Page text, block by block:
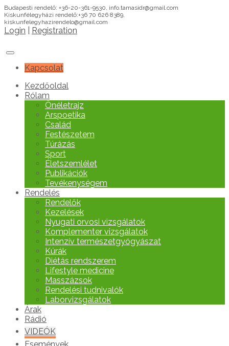
Budapesti rendelő: +36-20-361-9530, info.tamasidr@gmail.com
Kiskunfélegyházi rendelő:+36 70 626 8389,
kiskunfelegyhazirendelo@gmail.com
Login Registration
Kapcsolat
Kezdőoldal
Rólam
Önéletrajz
Arspoetika
Család
Festészetem
Túrázás
Sport
Életszemlélet
Publikációk
Tevékenységem
Rendelés
Rendelők
Kezelések
Nyugati orvosi vizsgálatok
Komplementer vizsgálatok
Intenzív természetgyógyászat
Kúrák
Diétás rendszerem
Lifestyle medicine
Masszázsok
Rendelési tudnivalók
Laborvizsgálatok
Árak
Rádió
VIDEÓK